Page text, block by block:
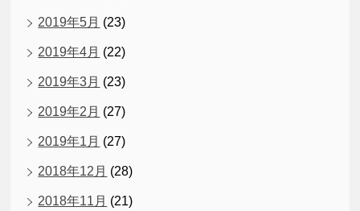
2019年5月 (23)
2019年4月 (22)
2019年3月 (23)
2019年2月 (27)
2019年1月 (27)
2018年12月 (28)
2018年11月 (21)